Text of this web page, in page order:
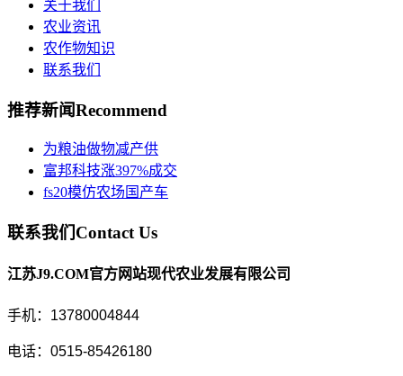
关于我们
农业资讯
农作物知识
联系我们
推荐新闻Recommend
为粮油做物减产供
富邦科技涨397%成交
fs20模仿农场国产车
联系我们Contact Us
江苏J9.COM官方网站现代农业发展有限公司
手机：13780004844
电话：0515-85426180